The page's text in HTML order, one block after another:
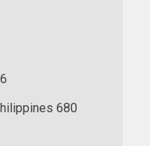
680